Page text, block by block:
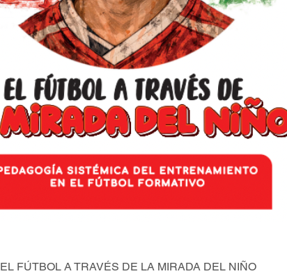
Vista rápida
EL FÚTBOL A TRAVÉS DE LA MIRADA DEL NIÑO